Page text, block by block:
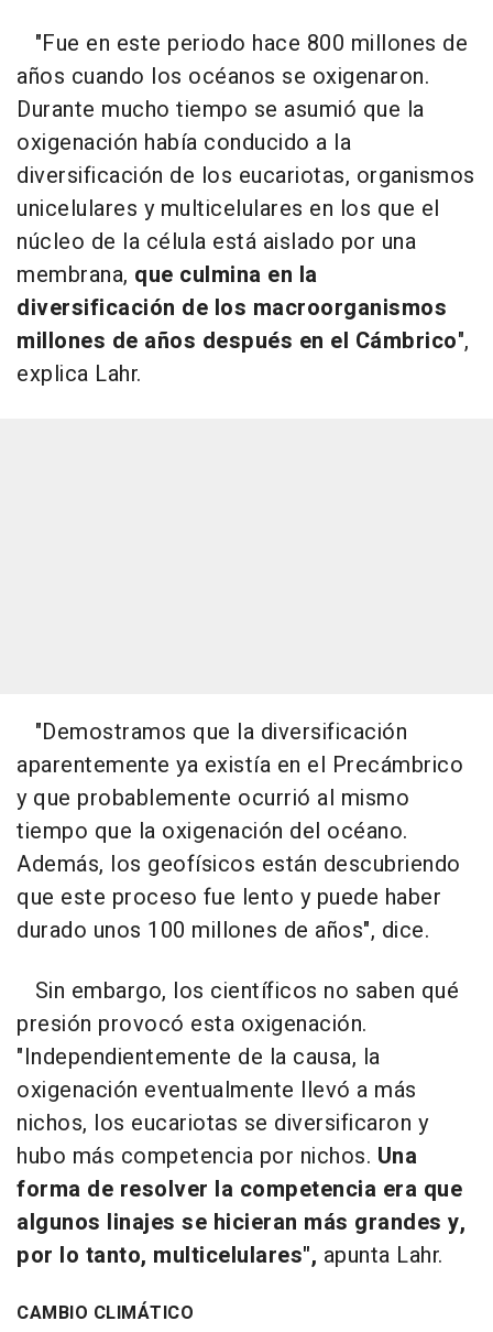
"Fue en este periodo hace 800 millones de
años cuando los océanos se oxigenaron.
Durante mucho tiempo se asumió que la
oxigenación había conducido a la
diversificación de los eucariotas, organismos
unicelulares y multicelulares en los que el
núcleo de la célula está aislado por una
membrana, que culmina en la
diversificación de los macroorganismos
millones de años después en el Cámbrico",
explica Lahr.
"Demostramos que la diversificación
aparentemente ya existía en el Precámbrico
y que probablemente ocurrió al mismo
tiempo que la oxigenación del océano.
Además, los geofísicos están descubriendo
que este proceso fue lento y puede haber
durado unos 100 millones de años", dice.
Sin embargo, los científicos no saben qué
presión provocó esta oxigenación.
"Independientemente de la causa, la
oxigenación eventualmente llevó a más
nichos, los eucariotas se diversificaron y
hubo más competencia por nichos. Una
forma de resolver la competencia era que
algunos linajes se hicieran más grandes y,
por lo tanto, multicelulares", apunta Lahr.
CAMBIO CLIMÁTICO